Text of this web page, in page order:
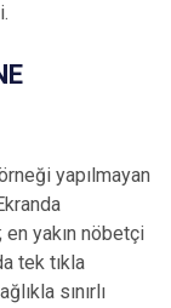
yapılmayan
en yakın nöbetçi
tek tıkla
sınırlı